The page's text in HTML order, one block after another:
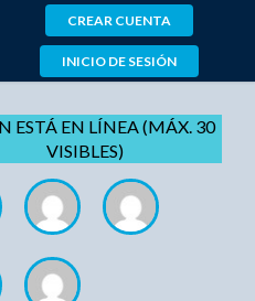
CREAR CUENTA
INICIO DE SESIÓN
ESTÁ EN LÍNEA (MÁX. 30
VISIBLES)